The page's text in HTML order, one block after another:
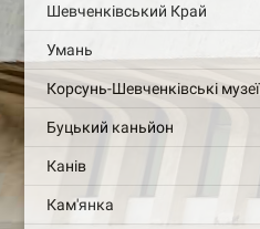
Шевченківський Край
Умань
Корсунь-Шевченківські музеї
Буцький каньйон
Канів
Кам'янка